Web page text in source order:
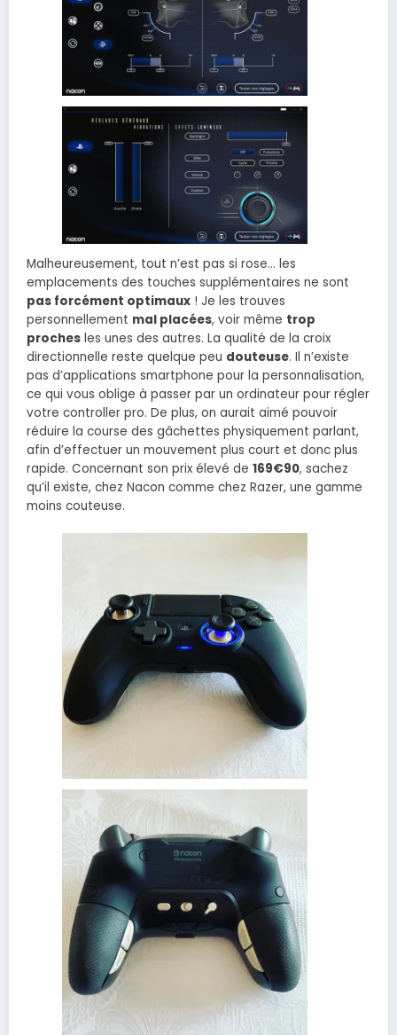
Malheureusement, tout n’est pas si rose… les
emplacements des touches supplémentaires ne sont
pas forcément optimaux ! Je les trouves
personnellement mal placées, voir même trop
proches les unes des autres. La qualité de la croix
directionnelle reste quelque peu douteuse. Il n’existe
pas d’applications smartphone pour la personnalisation,
ce qui vous oblige à passer par un ordinateur pour régler
votre controller pro. De plus, on aurait aimé pouvoir
réduire la course des gâchettes physiquement parlant,
afin d’effectuer un mouvement plus court et donc plus
rapide. Concernant son prix élevé de 169€90, sachez
qu’il existe, chez Nacon comme chez Razer, une gamme
moins couteuse.